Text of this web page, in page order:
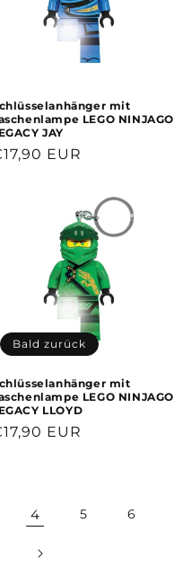
mit
LEGO NINJAGO
JAY
EUR
Bald zurück
mit
LEGO NINJAGO
LLOYD
EUR
4 5 6